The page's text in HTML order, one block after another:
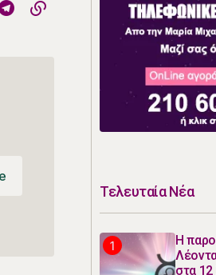
Τελευταία Νέα
Η
στα